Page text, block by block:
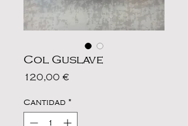
Col Guslave
120,00 €
Cantidad *